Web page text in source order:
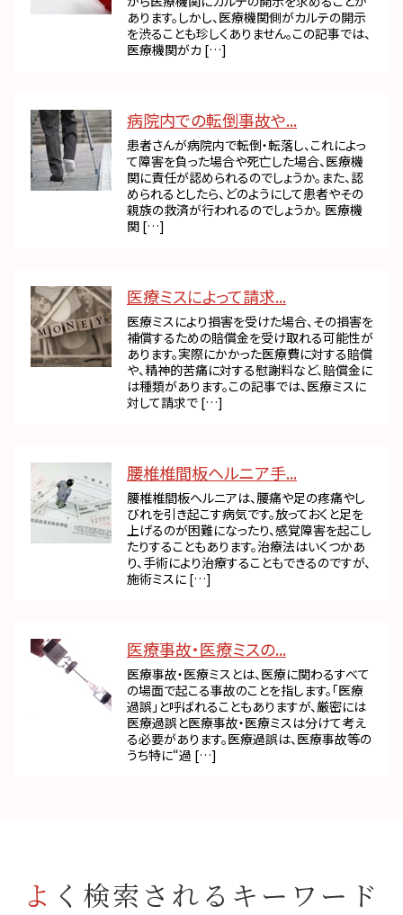
あります。しかし、医療機関側がカルテの開示
を渋ることも珍しくありません。この記事では、
医療機関がカ […]
病院内での転倒事故や...
患者さんが病院内で転倒・転落し、これによっ
て障害を負った場合や死亡した場合、医療機
関に責任が認められるのでしょうか。また、認
められるとしたら、どのようにして患者やその
親族の救済が行われるのでしょうか。 医療機
関 […]
医療ミスによって請求...
医療ミスにより損害を受けた場合、その損害を
補償するための賠償金を受け取れる可能性が
あります。実際にかかった医療費に対する賠償
や、精神的苦痛に対する慰謝料など、賠償金に
は種類があります。この記事では、医療ミスに
対して請求で […]
腰椎椎間板ヘルニア手...
腰椎椎間板ヘルニアは、腰痛や足の疼痛やし
びれを引き起こす病気です。放っておくと足を
上げるのが困難になったり、感覚障害を起こし
たりすることもあります。治療法はいくつかあ
り、手術により治療することもできるのですが、
施術ミスに […]
医療事故・医療ミスの...
医療事故・医療ミスとは、医療に関わるすべて
の場面で起こる事故のことを指します。「医療
過誤」と呼ばれることもありますが、厳密には
医療過誤と医療事故・医療ミスは分けて考え
る必要があります。医療過誤は、医療事故等の
うち特に“過 […]
よく検索されるキーワード